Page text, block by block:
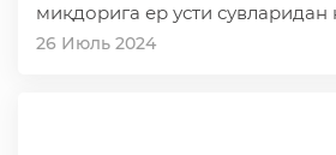
миқдорига ер усти
олинди:
26 Июль 2024